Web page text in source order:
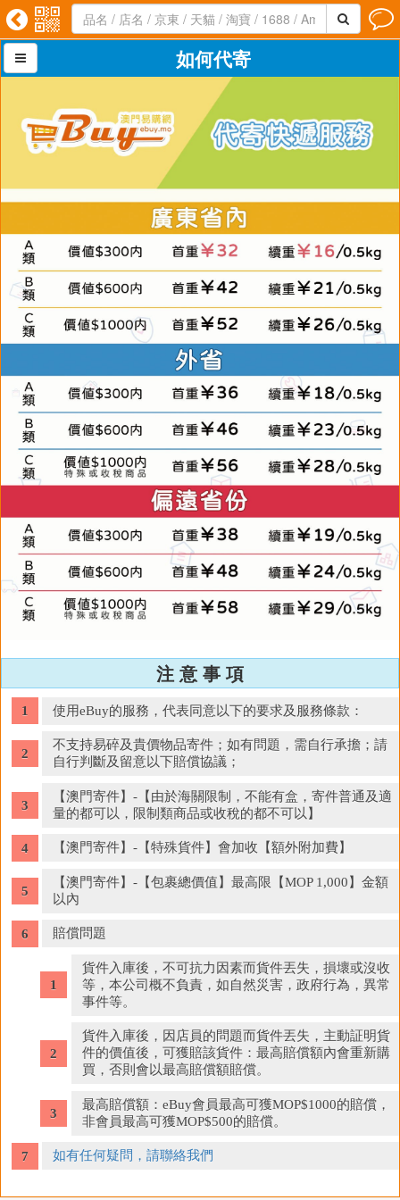
   
 如何代寄
注 意 事 項
使用eBuy的服務，代表同意以下的要求及服務條款：
不支持易碎及貴價物品寄件；如有問題，需自行承擔；請
自行判斷及留意以下賠償協議；
【澳門寄件】-【由於海關限制，不能有盒，寄件普通及適
量的都可以，限制類商品或收稅的都不可以】
【澳門寄件】-【特殊貨件】會加收【額外附加費】
【澳門寄件】-【包裹總價值】最高限【MOP 1,000】金額
以內
賠償問題
貨件入庫後，不可抗力因素而貨件丟失，損壞或沒收
等，本公司概不負責，如自然災害，政府行為，異常
事件等。
貨件入庫後，因店員的問題而貨件丟失，主動証明貨
件的價值後，可獲賠該貨件：最高賠償額內會重新購
買，否則會以最高賠償額賠償。
最高賠償額：eBuy會員最高可獲MOP$1000的賠償，
非會員最高可獲MOP$500的賠償。
如有任何疑問，請聯絡我們